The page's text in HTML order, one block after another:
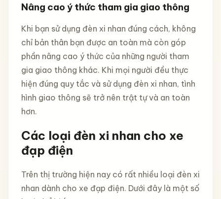
Nâng cao ý thức tham gia giao thông
Khi bạn sử dụng đèn xi nhan đúng cách, không
chỉ bản thân bạn được an toàn mà còn góp
phần nâng cao ý thức của những người tham
gia giao thông khác. Khi mọi người đều thực
hiện đúng quy tắc và sử dụng đèn xi nhan, tình
hình giao thông sẽ trở nên trật tự và an toàn
hơn.
Các loại đèn xi nhan cho xe
đạp điện
Trên thị trường hiện nay có rất nhiều loại đèn xi
nhan dành cho xe đạp điện. Dưới đây là một số